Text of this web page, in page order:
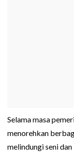
Selama masa
menorehkan
melindungi seni